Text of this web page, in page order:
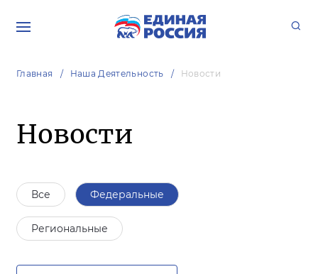
Главная Наша Деятельность Новости
Новости
Все Федеральные
Региональные